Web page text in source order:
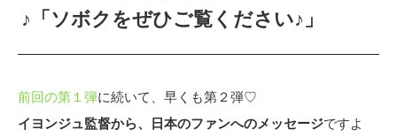
♪「ソボクをぜひご覧ください♪」
前回の第１弾に続いて、早くも第２弾♡
イヨンジュ監督から、日本のファンへのメッセージですよ